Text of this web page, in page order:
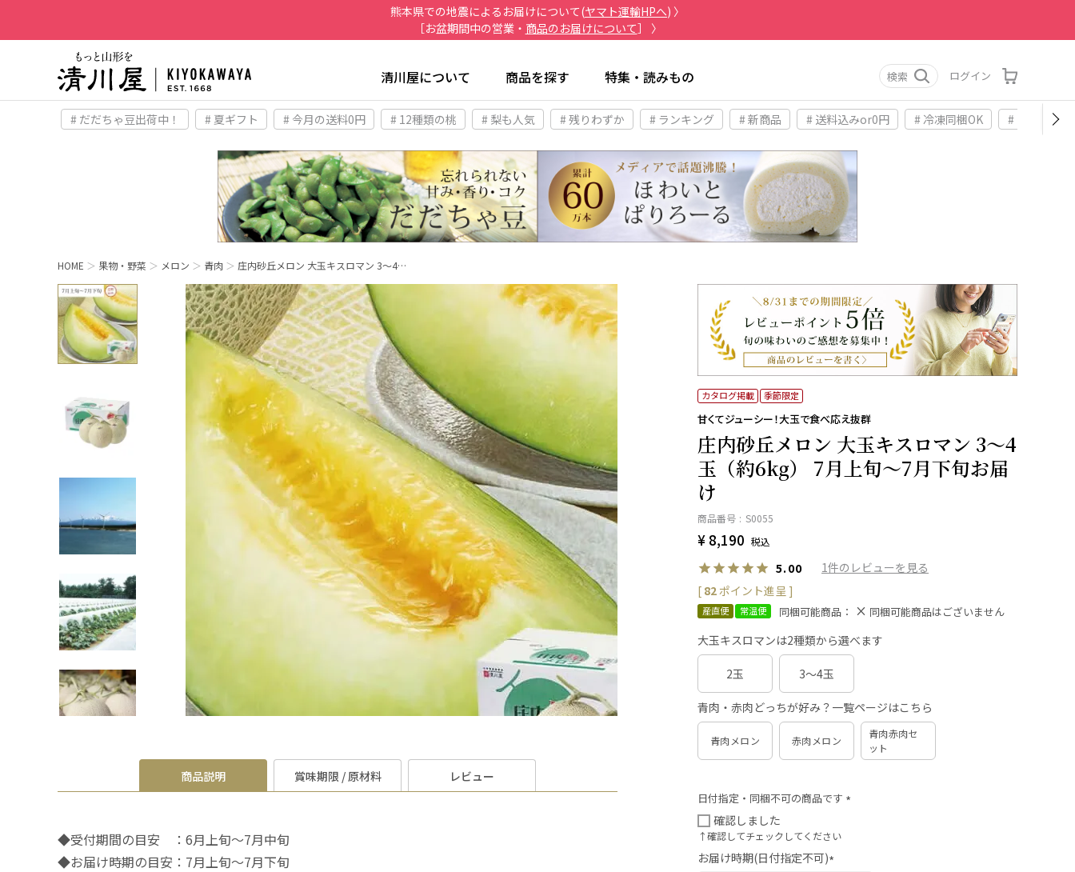
熊本県での地震によるお届けについて(ヤマト運輸HPへ) 〉
［お盆期間中の営業・ 商品のお届けについて］ 〉
清川屋について 商品を探す 特集・読みもの 検索 ログイン
# だだちゃ豆出荷中！ # 夏ギフト # 今月の送料0円 # 12種類の桃 # 梨も人気 # 残りわずか # ランキング # 新商品 # 送料込みor0円 # 冷凍同梱OK # お土産
HOME 果物・野菜 メロン 青肉 庄内砂丘メロン 大玉キスロマン 3～4…
商品説明 賞味期限 / 原材料 レビュー
◆受付期間の目安 ：6月上旬～7月中旬
◆お届け時期の目安：7月上旬～7月下旬
カタログ掲載 季節限定
甘くてジューシー！大玉で食べ応え抜群
庄内砂丘メロン 大玉キスロマン 3～4
玉（約6kg） 7月上旬～7月下旬お届
け
商品番号 S0055
¥ 8,190 税込
5.00
1
[ 82ポイント進呈 ]
産直便 常温便 同梱可能商品： 同梱可能商品はございません
大玉キスロマンは2種類から選べます
2玉 3～4玉
青肉・赤肉どっちが好み？一覧ページはこちら
青肉メロン 赤肉メロン
青肉赤肉セ
ット
日付指定・同梱不可の商品です
確認しました
↑確認してチェックしてください
お届け時期(日付指定不可)